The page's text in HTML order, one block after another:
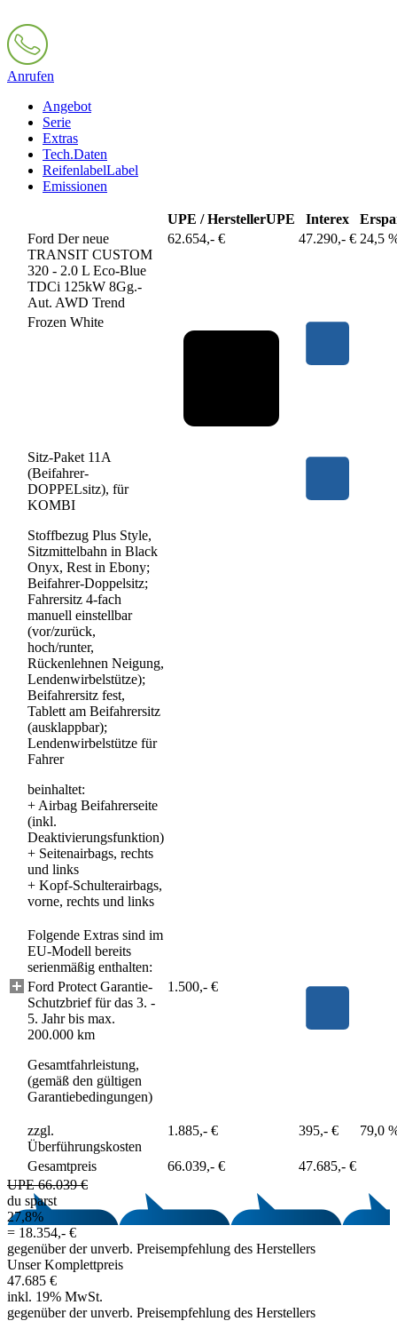
Anrufen
Angebot
Serie
Extras
Tech.Daten
ReifenlabelLabel
Emissionen
UPE / HerstellerUPE Interex
Ford Der neue
TRANSIT CUSTOM
320 - 2.0 L Eco-Blue
TDCi 125kW 8Gg.-
Aut. AWD Trend
62.654,- € 47.290,- € 24,5
Frozen White
Sitz-Paket 11A
(Beifahrer-
DOPPELsitz), für
KOMBI
Stoffbezug Plus Style,
Sitzmittelbahn in Black
Onyx, Rest in Ebony;
Beifahrer-Doppelsitz;
Fahrersitz 4-fach
manuell einstellbar
(vor/zurück,
hoch/runter,
Rückenlehnen Neigung,
Lendenwirbelstütze);
Beifahrersitz fest,
Tablett am Beifahrersitz
(ausklappbar);
Lendenwirbelstütze für
Fahrer
beinhaltet:
+ Airbag Beifahrerseite
(inkl.
Deaktivierungsfunktion)
+ Seitenairbags, rechts
und links
+ Kopf-Schulterairbags,
vorne, rechts und links
Folgende Extras sind im
EU-Modell bereits
serienmäßig enthalten:
Ford Protect Garantie-
Schutzbrief für das 3. -
5. Jahr bis max.
200.000 km
Gesamtfahrleistung,
(gemäß den gültigen
Garantiebedingungen)
1.500,- €
zzgl.
Überführungskosten
1.885,- € 395,- € 79,0
Gesamtpreis 66.039,- €
47.685,- €
UPE 66.039 €
du sparst
27,8%
= 18.354,- €
gegenüber der unverb. Preisempfehlung des Herstellers
Unser Komplettpreis
47.685 €
inkl. 19% MwSt.
gegenüber der unverb. Preisempfehlung des Herstellers